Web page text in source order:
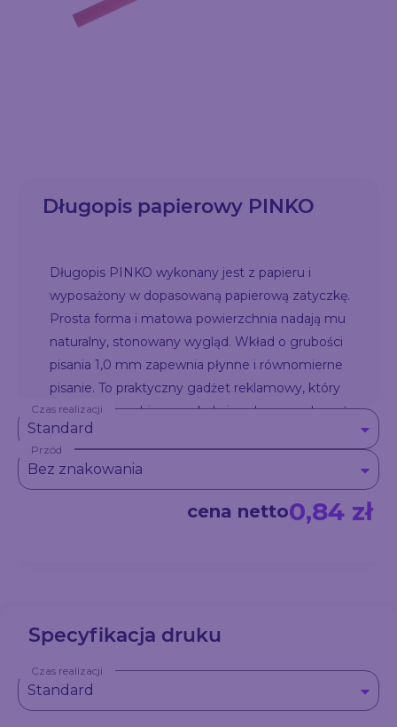
Długopis papierowy PINKO
Długopis PINKO wykonany jest z papieru i
wyposażony w dopasowaną papierową zatyczkę.
Prosta forma i matowa powierzchnia nadają mu
naturalny, stonowany wygląd. Wkład o grubości
pisania 1,0 mm zapewnia płynne i równomierne
pisanie. To praktyczny gadżet reklamowy, który
sprawdzi się w biurze, szkole i podczas wydarzeń
promocyjnych. Dostępny z możliwością
znakowania logo.
Czas realizacji
Standard
Przód
Bez znakowania
cena netto0,84 zł
Specyfikacja druku
Czas realizacji
Standard